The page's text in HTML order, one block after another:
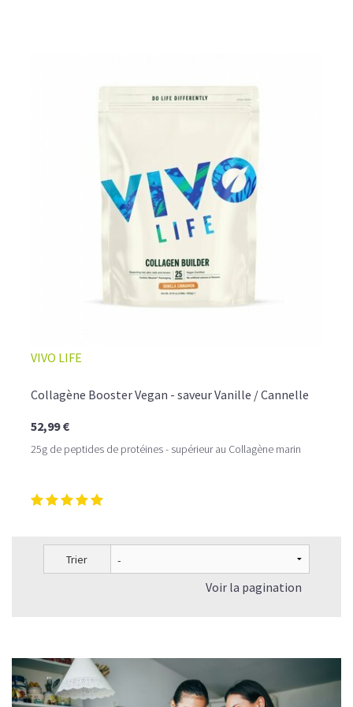
🍵 MATCHA LATTE GLACÉ
LA FRAÎCHEUR VERTE QUI APAISE L’ESPRIT
Naturellement riche en antioxydants, il apaise l’esprit
tout en stimulant la concentration.
Un goût légèrement herbacé, addictif et plein de
bienfaits.
Idéal pour : recharger ses batteries sans caféine,
hydrater, et retrouver focus et sérénité.
SAWONDO RÉINVENTE LE PLAISIR DES CAFÉS GLACÉS
✅ Sans sucre raffiné
VIVO LIFE
Collagène Booster Vegan - saveur Vanille / Cannelle
52,99 €
25g de peptides de protéines - supérieur au Collagène marin
Trier
Voir la pagination